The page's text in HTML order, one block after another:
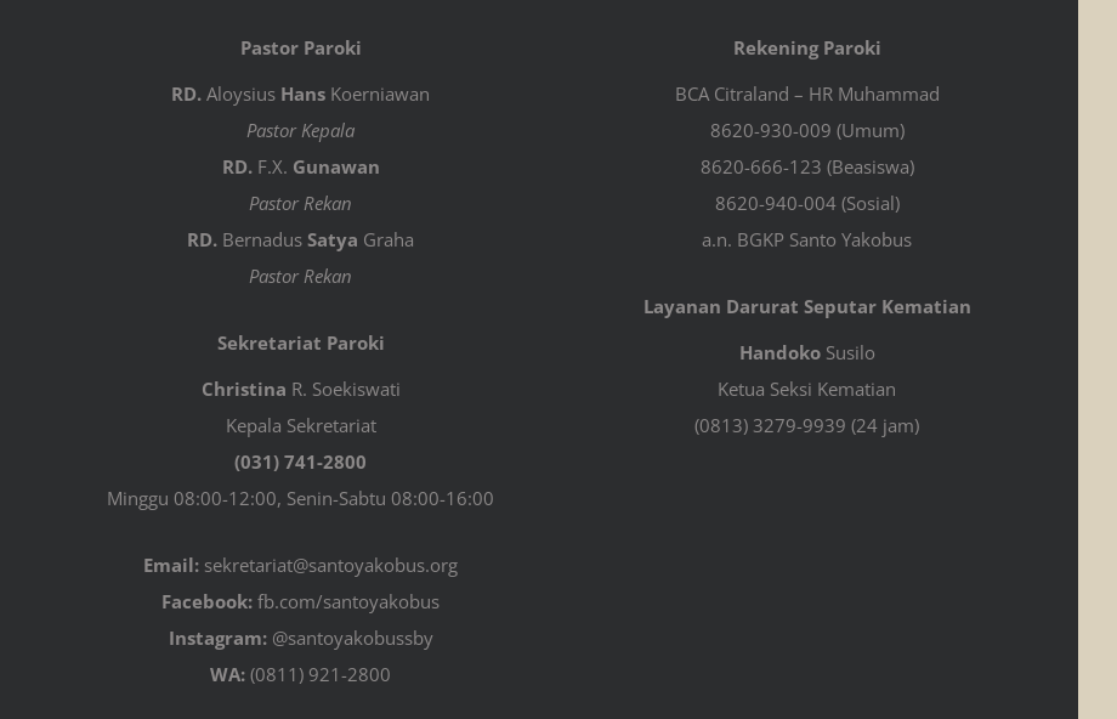
Pastor Paroki
RD. Aloysius Hans Koerniawan
Pastor Kepala
RD.F.X. Gunawan
Pastor Rekan
RD. BernadusSatya Graha
Pastor Rekan
Sekretariat Paroki
Christina R. Soekiswati
Kepala Sekretariat
(031) 741-2800
Minggu 08:00-12:00, Senin-Sabtu 08:00-16:00
Email: sekretariat@santoyakobus.org
Facebook: fb.com/santoyakobus
Instagram:@santoyakobussby
WA: (0811) 921-2800
Rekening Paroki
BCA Citraland – HR Muhammad
8620-930-009 (Umum)
8620-666-123 (Beasiswa)
8620-940-004 (Sosial)
a.n. BGKP Santo Yakobus
Layanan Darurat Seputar Kematian
HandokoSusilo
Ketua Seksi Kematian
(0813) 3279-9939 (24 jam)